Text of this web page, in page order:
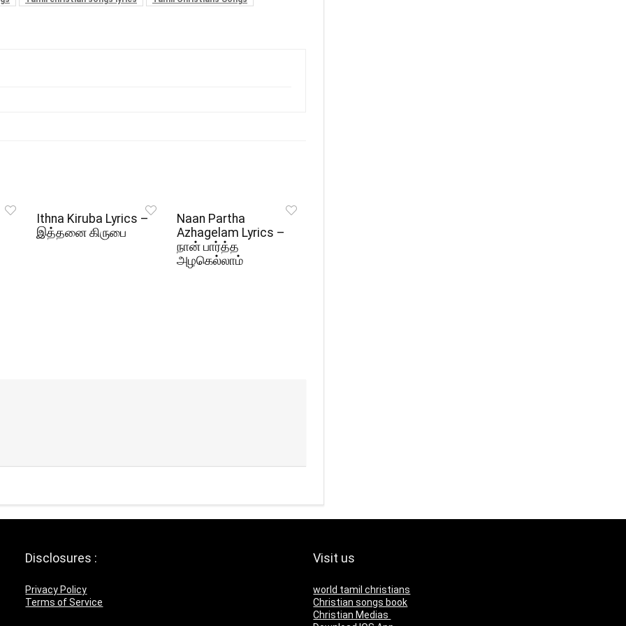
Ithna Kiruba Lyrics –
இத்தனை கிருபை
Naan Partha
Azhagelam Lyrics –
நான் பார்த்த
அழகெல்லாம்
Disclosures :
Privacy Policy
Terms of Service
Visit us
world tamil christians
Christian songs book
Christian Medias